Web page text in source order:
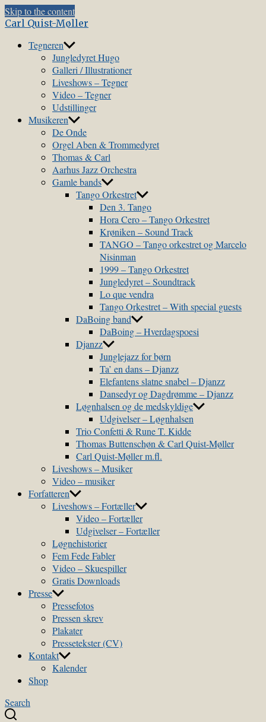
Skip to the content
Carl Quist-Møller
Tegneren
Jungledyret Hugo
Galleri / Illustrationer
Liveshows – Tegner
Video – Tegner
Udstillinger
Musikeren
De Onde
Orgel Aben & Trommedyret
Thomas & Carl
Aarhus Jazz Orchestra
Gamle bands
Tango Orkestret
Den 3. Tango
Hora Cero – Tango Orkestret
Krøniken – Sound Track
TANGO – Tango orkestret og Marcelo
Nisinman
1999 – Tango Orkestret
Jungledyret – Soundtrack
Lo que vendra
Tango Orkestret – With special guests
DaBoing band
DaBoing – Hverdagspoesi
Djanzz
Junglejazz for børn
Ta’ en dans – Djanzz
Elefantens slatne snabel – Djanzz
Dansedyr og Dagdrømme – Djanzz
Løgnhalsen og de medskyldige
Udgivelser – Løgnhalsen
Trio Confetti & Rune T. Kidde
Thomas Buttenschøn & Carl Quist-Møller
Carl Quist-Møller m.fl.
Liveshows – Musiker
Video – musiker
Forfatteren
Liveshows – Fortæller
Video – Fortæller
Udgivelser – Fortæller
Løgnehistorier
Fem Fede Fabler
Video – Skuespiller
Gratis Downloads
Presse
Pressefotos
Pressen skrev
Plakater
Pressetekster (CV)
Kontakt
Kalender
Shop
Search